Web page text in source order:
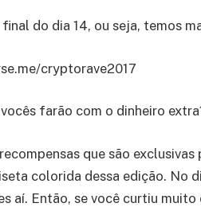
do dia 14, ou seja, temos
cryptorave2017
vocês farão com o dinheiro
que são
colorida dessa edição. No
aí. Então, se você curtiu